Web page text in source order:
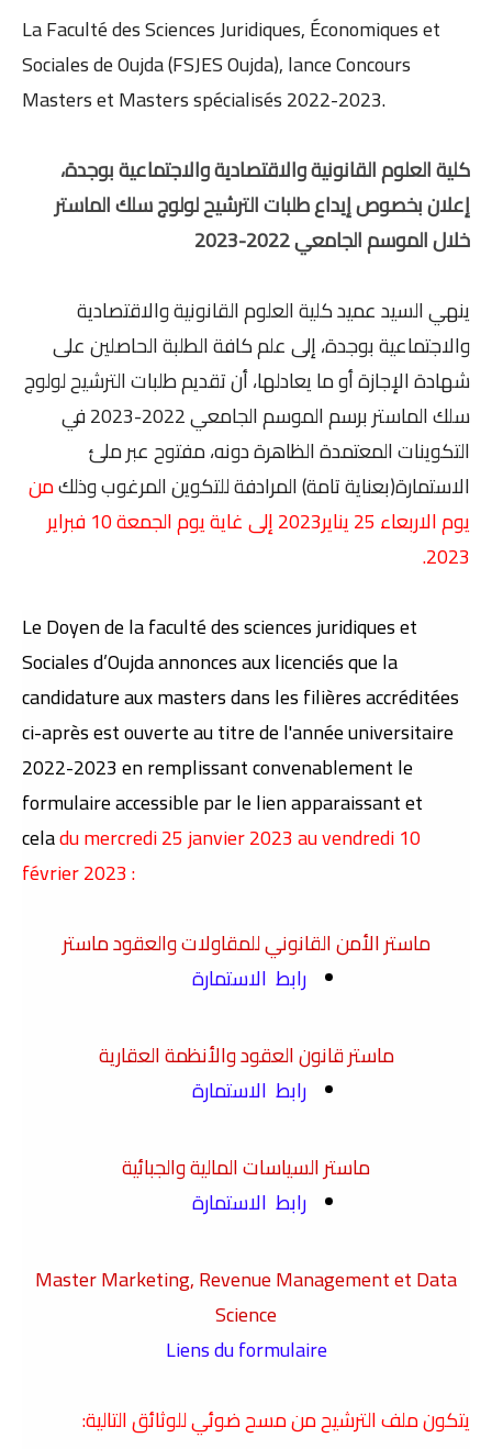
La Faculté des Sciences Juridiques, Économiques et
Sociales deOujda(FSJES Oujda), lance Concours
Masters et Masters spécialisés 2022-2023.
كلية العلوم القانونية والاقتصادية والاجتماعية بوجدة،
إعلان بخصوص إيداع طلبات الترشيح لولوج سلك الماستر
خلال الموسم الجامعي 2022-2023
ينهي السيد عميد كلية العلوم القانونية والاقتصادية
والاجتماعية بوجدة، إلى علم كافة الطلبة الحاصلين على
شهادة الإجازة أو ما يعادلها، أن تقديم طلبات الترشيح لولوج
سلك الماستر برسم الموسم الجامعي 2022-2023 في
التكوينات المعتمدة الظاهرة دونه، مفتوح عبر ملئ
الاستمارة(بعناية تامة) المرادفة للتكوين المرغوب وذلكمن
يوم الاربعاء 25 يناير2023 إلى غاية يوم الجمعة 10 فبراير
2023.
Le Doyen de la faculté des sciences juridiques et
Sociales d’Oujda annonces aux licenciés que la
candidature aux masters dans les filières accréditées
ci-après est ouverte au titre de l'année universitaire
2022-2023 en remplissant convenablement le
formulaire accessible par le lien apparaissant et
celadu mercredi 25 janvier 2023 au vendredi 10
février 2023 :
ماستر الأمن القانوني للمقاولات والعقود ماستر
رابط الاستمارة
ماستر قانون العقود والأنظمة العقارية
رابط الاستمارة
ماستر السياسات المالية والجبائية
رابط الاستمارة
Master Marketing, Revenue Management et Data
Science
Liens du formulaire
يتكون ملف الترشيح من مسح ضوئي للوثائق التالية: